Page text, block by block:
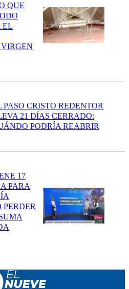
QUE
EL
PASO CRISTO REDENTOR
21 DÍAS CERRADO:
PODRÍA REABRIR
17
PARA
PERDER